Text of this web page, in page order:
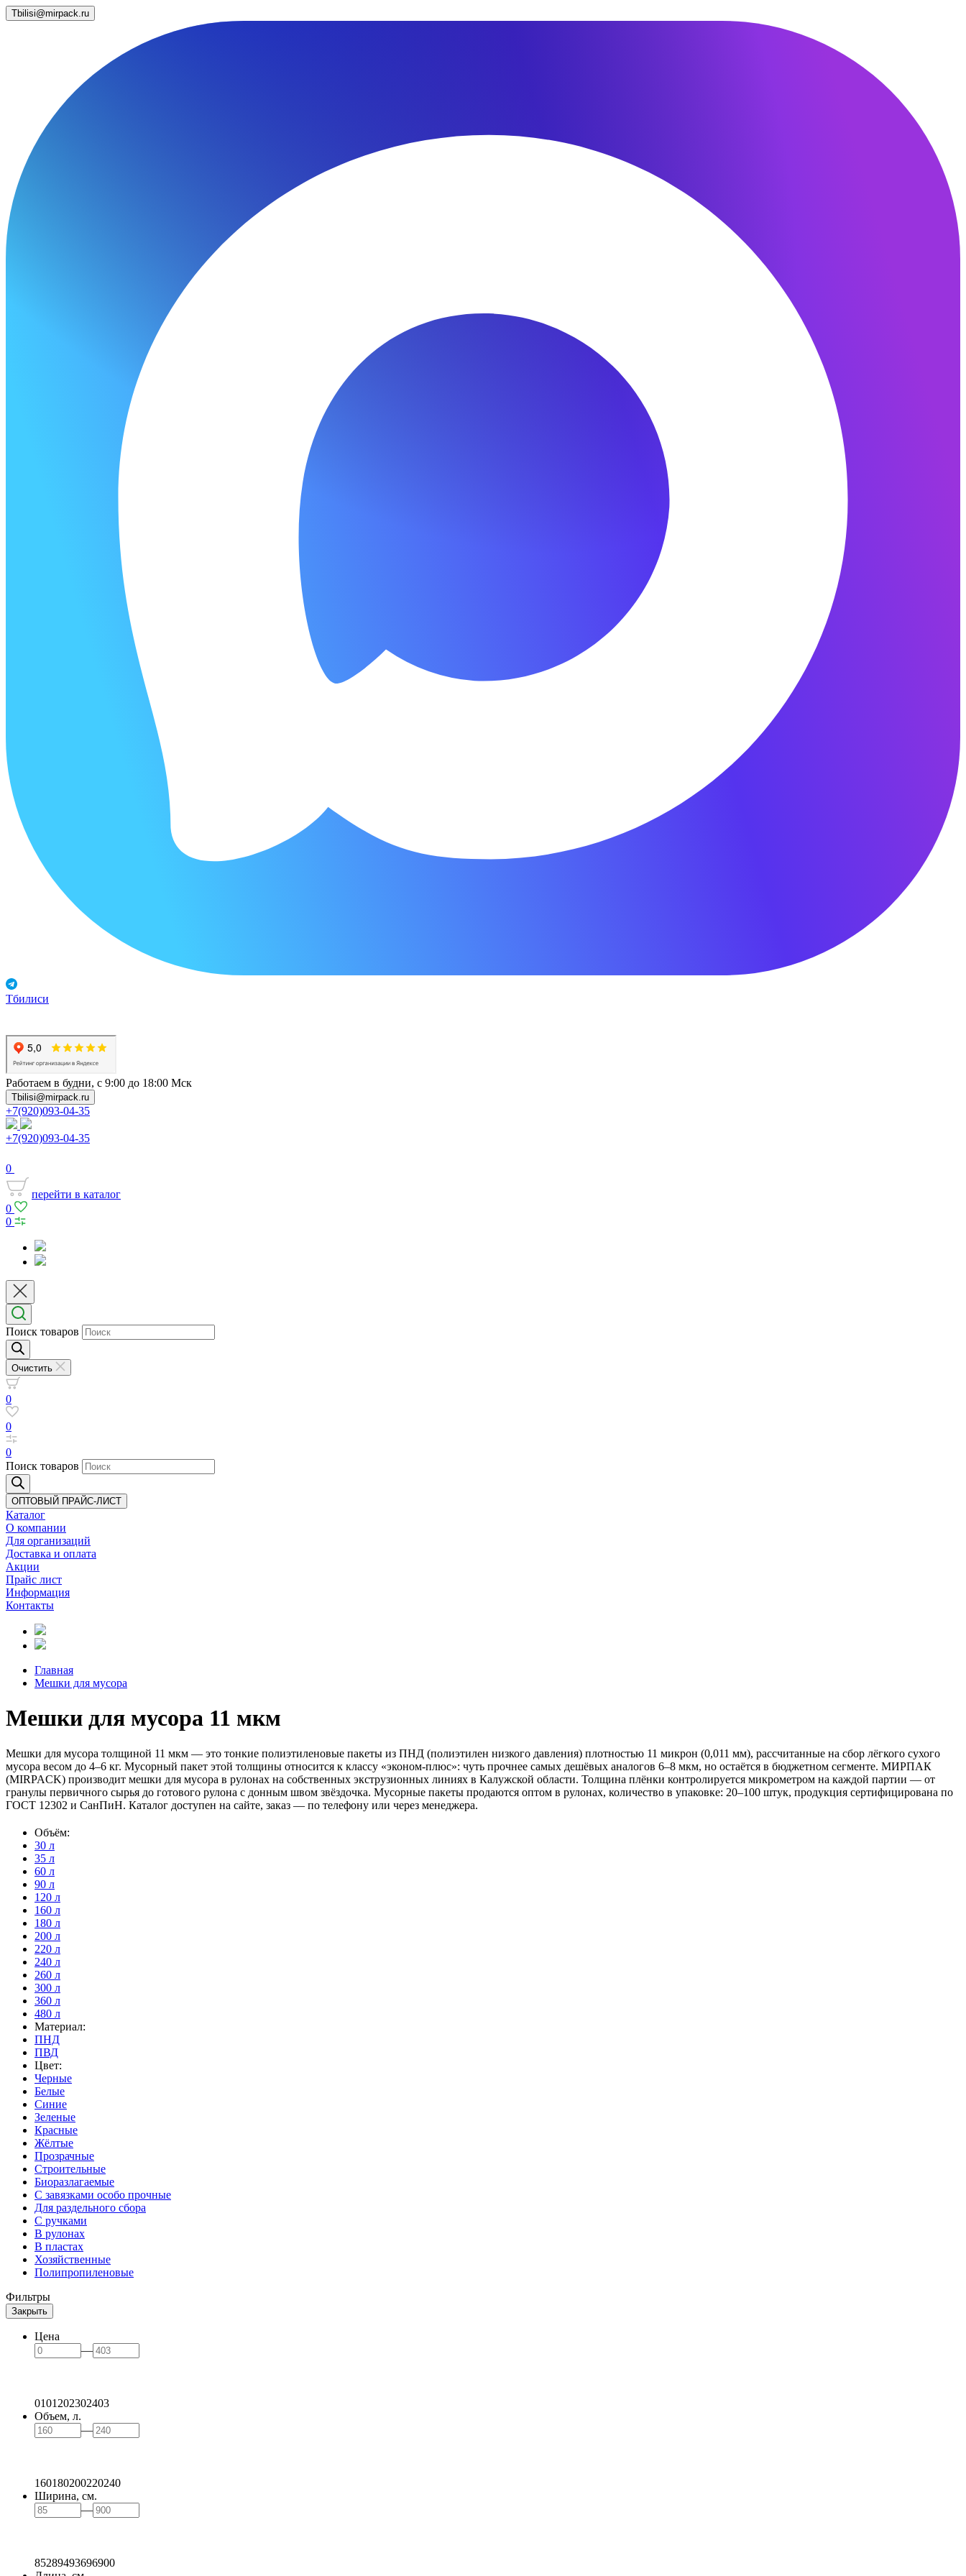
Tbilisi@mirpack.ru
Тбилиси
Работаем в будни, с 9:00 до 18:00 Мск
Tbilisi@mirpack.ru
+7(920)093-04-35
+7(920)093-04-35
0
перейти в каталог
0
0
Поиск товаров
Очистить
0
0
0
Поиск товаров
ОПТОВЫЙ ПРАЙС-ЛИСТ
Каталог
О компании
Для организаций
Доставка и оплата
Акции
Прайс лист
Информация
Контакты
Главная
Мешки для мусора
Мешки для мусора 11 мкм
Мешки для мусора толщиной 11 мкм — это тонкие полиэтиленовые пакеты из ПНД (полиэтилен низкого давления) плотностью 11 микрон (0,011 мм), рассчитанные на сбор лёгкого сухого
мусора весом до 4–6 кг. Мусорный пакет этой толщины относится к классу «эконом-плюс»: чуть прочнее самых дешёвых аналогов 6–8 мкм, но остаётся в бюджетном сегменте. МИРПАК
(MIRPACK) производит мешки для мусора в рулонах на собственных экструзионных линиях в Калужской области. Толщина плёнки контролируется микрометром на каждой партии — от
гранулы первичного сырья до готового рулона с донным швом звёздочка. Мусорные пакеты продаются оптом в рулонах, количество в упаковке: 20–100 штук, продукция сертифицирована по
ГОСТ 12302 и СанПиН. Каталог доступен на сайте, заказ — по телефону или через менеджера.
Объём:
30 л
35 л
60 л
90 л
120 л
160 л
180 л
200 л
220 л
240 л
260 л
300 л
360 л
480 л
Материал:
ПНД
ПВД
Цвет:
Черные
Белые
Синие
Зеленые
Красные
Жёлтые
Прозрачные
Строительные
Биоразлагаемые
С завязками особо прочные
Для раздельного сбора
С ручками
В рулонах
В пластах
Хозяйственные
Полипропиленовые
Фильтры
Закрыть
Цена
—
0101 202302403
Объем, л.
—
160180200220240
Ширина, см.
—
85289493696900